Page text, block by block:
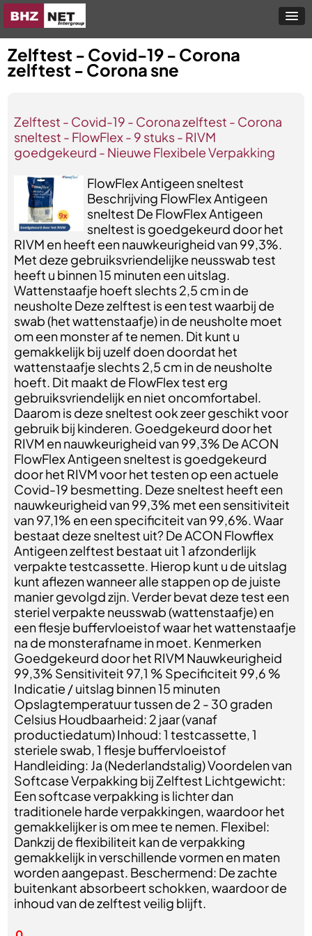
Zelftest - Covid-19 - Corona
zelftest - Corona sne
Zelftest - Covid-19 - Corona zelftest - Corona
sneltest - FlowFlex - 9 stuks - RIVM
goedgekeurd - Nieuwe Flexibele Verpakking
FlowFlex Antigeen sneltest
Beschrijving FlowFlex Antigeen
sneltest De FlowFlex Antigeen
sneltest is goedgekeurd door het
RIVM en heeft een nauwkeurigheid van 99,3%.
Met deze gebruiksvriendelijke neusswab test
heeft u binnen 15 minuten een uitslag.
Wattenstaafje hoeft slechts 2,5 cm in de
neusholte Deze zelftest is een test waarbij de
swab (het wattenstaafje) in de neusholte moet
om een monster af te nemen. Dit kunt u
gemakkelijk bij uzelf doen doordat het
wattenstaafje slechts 2,5 cm in de neusholte
hoeft. Dit maakt de FlowFlex test erg
gebruiksvriendelijk en niet oncomfortabel.
Daarom is deze sneltest ook zeer geschikt voor
gebruik bij kinderen. Goedgekeurd door het
RIVM en nauwkeurigheid van 99,3% De ACON
FlowFlex Antigeen sneltest is goedgekeurd
door het RIVM voor het testen op een actuele
Covid-19 besmetting. Deze sneltest heeft een
nauwkeurigheid van 99,3% met een sensitiviteit
van 97,1% en een specificiteit van 99,6%. Waar
bestaat deze sneltest uit? De ACON Flowflex
Antigeen zelftest bestaat uit 1 afzonderlijk
verpakte testcassette. Hierop kunt u de uitslag
kunt aflezen wanneer alle stappen op de juiste
manier gevolgd zijn. Verder bevat deze test een
steriel verpakte neusswab (wattenstaafje) en
een flesje buffervloeistof waar het wattenstaafje
na de monsterafname in moet. Kenmerken
Goedgekeurd door het RIVM Nauwkeurigheid
99,3% Sensitiviteit 97,1 % Specificiteit 99,6 %
Indicatie / uitslag binnen 15 minuten
Opslagtemperatuur tussen de 2 - 30 graden
Celsius Houdbaarheid: 2 jaar (vanaf
productiedatum) Inhoud: 1 testcassette, 1
steriele swab, 1 flesje buffervloeistof
Handleiding: Ja (Nederlandstalig) Voordelen van
Softcase Verpakking bij Zelftest Lichtgewicht:
Een softcase verpakking is lichter dan
traditionele harde verpakkingen, waardoor het
gemakkelijker is om mee te nemen. Flexibel:
Dankzij de flexibiliteit kan de verpakking
gemakkelijk in verschillende vormen en maten
worden aangepast. Beschermend: De zachte
buitenkant absorbeert schokken, waardoor de
inhoud van de zelftest veilig blijft.